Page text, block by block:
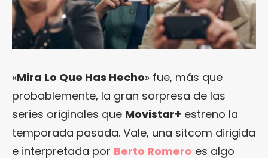
«Mira Lo Que Has Hecho» fue, más que
probablemente, la gran sorpresa de las
series originales que Movistar+ estreno la
temporada pasada. Vale, una sitcom dirigida
e interpretada por Berto Romero es algo